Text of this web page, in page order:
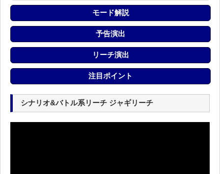
モード解説
予告演出
リーチ演出
注目ポイント
シナリオ&バトル系リーチ ジャギリーチ